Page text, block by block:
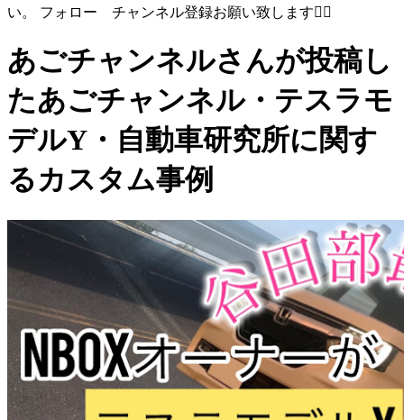
い。 フォロー チャンネル登録お願い致します🙇‍♂️
あごチャンネルさんが投稿し
たあごチャンネル・テスラモ
デルY・自動車研究所に関す
るカスタム事例